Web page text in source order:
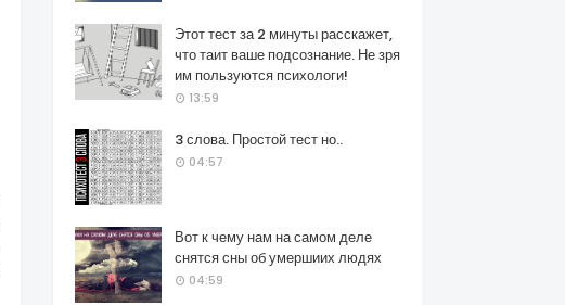
Этот тест за 2 минуты расскажет,
что таит ваше подсознание. Не зря
им пользуются психологи!
13:59
3 слова. Простой тест но..
04:57
Вот к чему нам на самом деле
снятся сны об умершиих людях
04:59